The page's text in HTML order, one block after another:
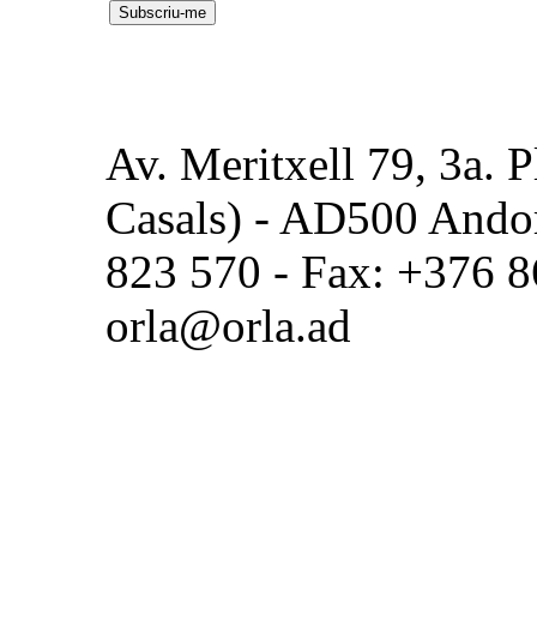
Av. Meritxell 79, 3a.
Casals) - AD500
823 570 - Fax: +376
orla@orla.ad